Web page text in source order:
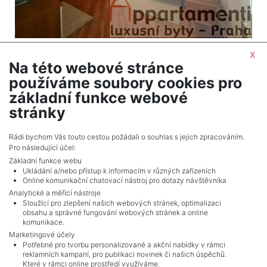
177 m2
Praha 1 - Staré Město
31,461,210 CZK (real estate) Price with commision
Adverts total6.
NAVIGACE
x
Na této webové stránce
používáme soubory cookies pro
základní funkce webové
stránky
Rádi bychom Vás touto cestou požádali o souhlas s jejich zpracováním.
Pro následující účel:
Základní funkce webu
Ukládání a/nebo přístup k informacím v různých zařízeních
Online komunikační chatovací nástroj pro dotazy návštěvníka
Analytické a měřící nástroje
Sloužící pro zlepšení našich webových stránek, optimalizaci
obsahu a správné fungování webových stránek a online
komunikace.
Marketingové účely
Potřebné pro tvorbu personalizované a akční nabídky v rámci
reklamních kampaní, pro publikaci novinek či našich úspěchů.
Které v rámci online prostředí využíváme.